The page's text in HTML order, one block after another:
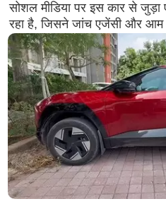
सोशल मीडिया पर इस कार से जुड़ा
रहा है, जिसने जांच एजेंसी और आम